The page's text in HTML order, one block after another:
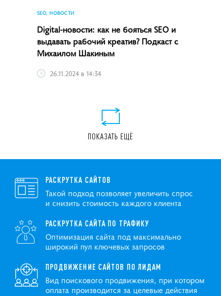
SEO, НОВОСТИ
Digital-новости: как не бояться SEO и
выдавать рабочий креатив? Подкаст с
Михаилом Шакиным
26.11.2024 в 14:34
ПОКАЗАТЬ ЕЩЁ
РАСКРУТКА САЙТОВ
Такой подход позволяет увеличить спрос
и снизить стоимость каждого клиента
РАСКРУТКА САЙТА ПО ТРАФИКУ
Оптимизация сайта под максимально
широкий пул ключевых запросов
ПРОДВИЖЕНИЕ САЙТОВ ПО ЛИДАМ
Вид поискового продвижения, при котором
оплата производится за целевые действия